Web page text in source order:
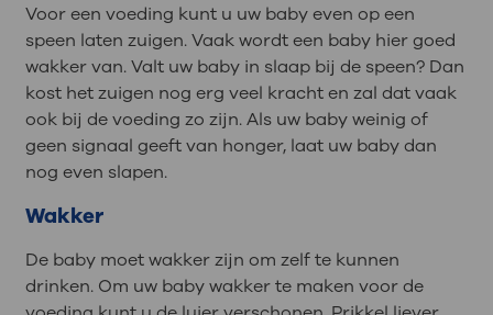
Voor een voeding kunt u uw baby even op een
speen laten zuigen. Vaak wordt een baby hier goed
wakker van. Valt uw baby in slaap bij de speen? Dan
kost het zuigen nog erg veel kracht en zal dat vaak
ook bij de voeding zo zijn. Als uw baby weinig of
geen signaal geeft van honger, laat uw baby dan
nog even slapen.
Wakker
De baby moet wakker zijn om zelf te kunnen
drinken. Om uw baby wakker te maken voor de